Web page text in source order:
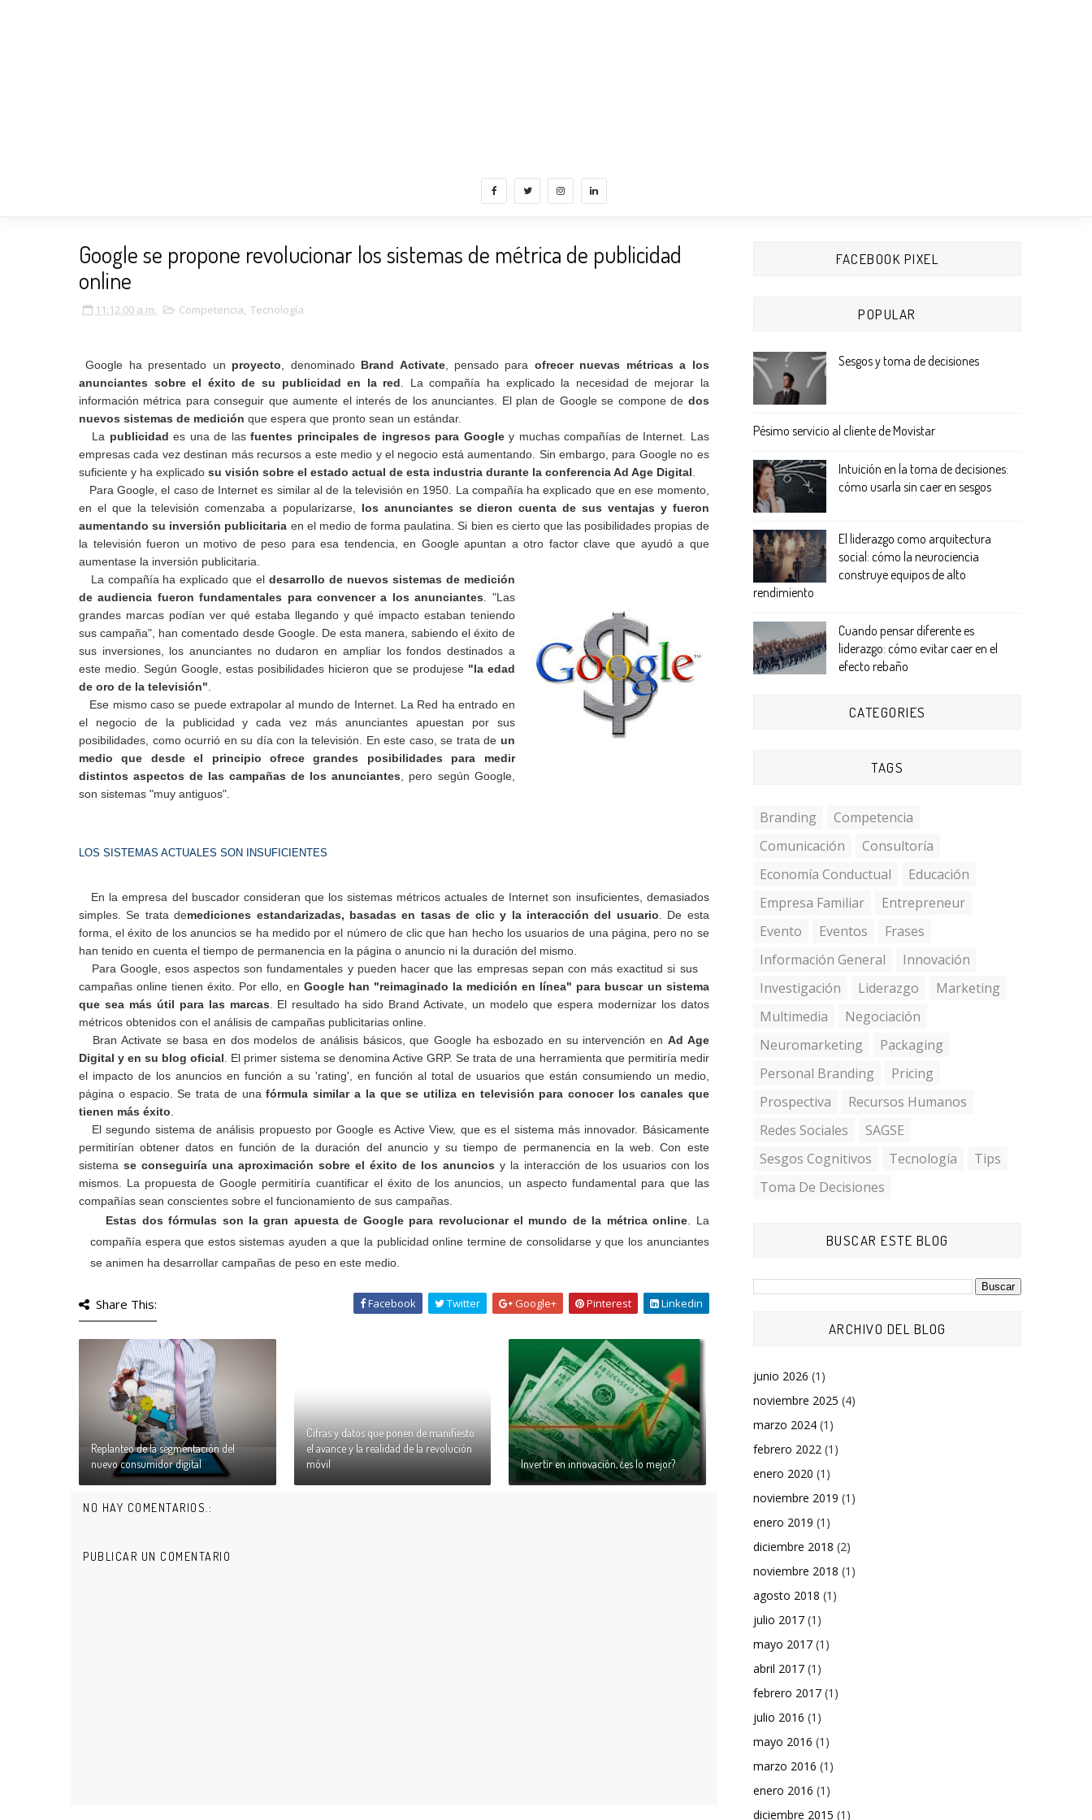
Google se propone revolucionar los sistemas de métrica de publicidad
online
11:12:00 a.m. Competencia, Tecnología
Google ha presentado un proyecto , denominado Brand Activate, pensado para ofrecer nuevas métricas a los
anunciantes sobre el éxito de su publicidad en la red . La compañía ha explicado la necesidad de mejorar la
información métrica para conseguir que aumente el interés de los anunciantes. El plan de Google se compone de dos
nuevos sistemas de medición que espera que pronto sean un estándar.
La publicidad es una de lasfuentes principales de ingresos para Googley muchas compañías de Internet. Las
empresas cada vez destinan más recursos a este medio y el negocio está aumentando. Sin embargo, para Google no es
suficiente y ha explicado su visión sobre el estado actual de esta industria durante la conferencia Ad Age Digital
Para Google, el caso de Internet es similar al de la televisión en 1950. La compañía ha explicado que en ese momento,
en el que la televisión comenzaba a popularizarse, los anunciantes se dieron cuenta de sus ventajas y fueron
aumentando su inversión publicitaria en el medio de forma paulatina. Si bien es cierto que las posibilidades propias de
la televisión fueron un motivo de peso para esa tendencia, en Google apuntan a otro factor clave que ayudó a que
aumentase la inversión publicitaria.
La compañía ha explicado que eldesarrollo de nuevos sistemas de medición
de audiencia fueron fundamentales para convencer a los anunciantes . "Las
grandes marcas podían ver qué estaba llegando y qué impacto estaban teniendo
sus campaña", han comentado desde Google. De esta manera, sabiendo el éxito de
sus inversiones, los anunciantes no dudaron en ampliar los fondos destinados a
este medio. Según Google, estas posibilidades hicieron que se produjese"la edad
de oro de la televisión"
Ese mismo caso se puede extrapolar al mundo de Internet. La Red ha entrado en
el negocio de la publicidad y cada vez más anunciantes apuestan por sus
posibilidades, como ocurrió en su día con la televisión. En este caso, se trata de un
medio que desde el principio ofrece grandes posibilidades para medir
distintos aspectos de las campañas de los anunciantes , pero según Google,
son sistemas "muy antiguos".
LOS SISTEMAS ACTUALES SON INSUFICIENTES
En la empresa del buscador consideran que los sistemas métricos actuales de Internet son insuficientes, demasiados
simples. Se trata demediciones estandarizadas, basadas en tasas de clic y la interacción del usuario . De esta
forma, el éxito de los anuncios se ha medido por el número de clic que han hecho los usuarios de una página, pero no se
han tenido en cuenta el tiempo de permanencia en la página o anuncio ni la duración del mismo.
Para Google, esos aspectos son fundamentales y pueden hacer que las empresas sepan con más exactitud si sus
campañas online tienen éxito. Por ello, en Google han "reimaginado la medición en línea" para buscar un sistema
que sea más útil para las marcas . El resultado ha sido Brand Activate, un modelo que espera modernizar los datos
métricos obtenidos con el análisis de campañas publicitarias online.
Bran Activate se basa en dos modelos de análisis básicos, que Google ha esbozado en su intervención en Ad Age
Digital y en su blog oficial . El primer sistema se denomina Active GRP. Se trata de una herramienta que permitiría medir
el impacto de los anuncios en función a su 'rating', en función al total de usuarios que están consumiendo un medio,
página o espacio. Se trata de unafórmula similar a la que se utiliza en televisión para conocer los canales que
tienen más éxito
El segundo sistema de análisis propuesto por Google es Active View, que es el sistema más innovador. Básicamente
permitirían obtener datos en función de la duración del anuncio y su tiempo de permanencia en la web. Con este
sistema se conseguiría una aproximación sobre el éxito de los anuncios y la interacción de los usuarios con los
mismos. La propuesta de Google permitiría cuantificar el éxito de los anuncios, un aspecto fundamental para que las
compañías sean conscientes sobre el funcionamiento de sus campañas.
Estas dos fórmulas son la gran apuesta de Google para revolucionar el mundo de la métrica online . La
compañía espera que estos sistemas ayuden a que la publicidad online termine de consolidarse y que los anunciantes
se animen ha desarrollar campañas de peso en este medio.
Share This: Facebook Twitter Google+ Pinterest Linkedin
Replanteo de la segmentación del
nuevo consumidor digital
Cifras y datos que ponen de manifiesto
el avance y la realidad de la revolución
móvil
Invertir en innovación, ¿es lo mejor?
NO HAY COMENTARIOS.:
PUBLICAR UN COMENTARIO
FACEBOOK PIXEL
POPULAR
Sesgos y toma de decisiones
Pésimo servicio al cliente de Movistar
Intuición en la toma de decisiones:
cómo usarla sin caer en sesgos
El liderazgo como arquitectura
social: cómo la neurociencia
construye equipos de alto
rendimiento
Cuando pensar diferente es
liderazgo: cómo evitar caer en el
efecto rebaño
CATEGORIES
TAGS
Branding
Competencia
Comunicación
Consultoría
Economía Conductual
Educación
Empresa Familiar
Entrepreneur
Evento
Eventos
Frases
Información General
Innovación
Investigación
Liderazgo
Marketing
Multimedia
Negociación
Neuromarketing
Packaging
Personal Branding
Pricing
Prospectiva
Recursos Humanos
Redes Sociales
SAGSE
Sesgos Cognitivos
Tecnología
Tips
Toma De Decisiones
BUSCAR ESTE BLOG
ARCHIVO DEL BLOG
junio 2026 (1)
noviembre 2025 (4)
marzo 2024 (1)
febrero 2022 (1)
enero 2020 (1)
noviembre 2019 (1)
enero 2019 (1)
diciembre 2018 (2)
noviembre 2018 (1)
agosto 2018 (1)
julio 2017 (1)
mayo 2017 (1)
abril 2017 (1)
febrero 2017 (1)
julio 2016 (1)
mayo 2016 (1)
marzo 2016 (1)
enero 2016 (1)
diciembre 2015 (1)